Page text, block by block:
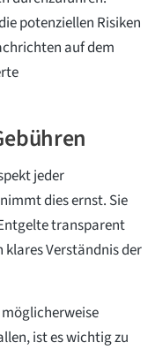
potenziellen Risiken
auf dem
jeder
dies ernst. Sie
transparent
klares Verständnis der
ist es wichtig zu